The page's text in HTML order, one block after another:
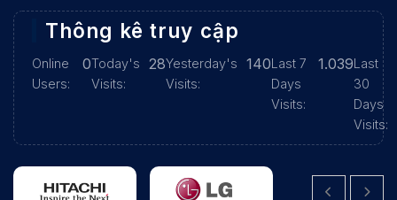
Thông kê truy cập
Online
Users:
0Today's
Visits:
28Yesterday's
Visits:
140Last 7
Days
Visits:
1.039Last
30
Days
Visits: